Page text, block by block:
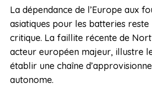
La dépendance de l’Europe aux
asiatiques pour les batteries reste
critique. La faillite récente de
acteur européen majeur, illustre
établir une chaîne
autonome.